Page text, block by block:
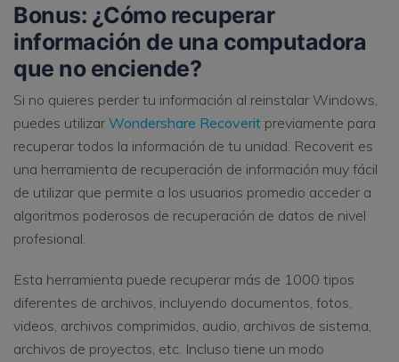
Bonus: ¿Cómo recuperar
información de una computadora
que no enciende?
Si no quieres perder tu información al reinstalar Windows,
puedes utilizar Wondershare Recoverit previamente para
recuperar todos la información de tu unidad. Recoverit es
una herramienta de recuperación de información muy fácil
de utilizar que permite a los usuarios promedio acceder a
algoritmos poderosos de recuperación de datos de nivel
profesional.
Esta herramienta puede recuperar más de 1000 tipos
diferentes de archivos, incluyendo documentos, fotos,
videos, archivos comprimidos, audio, archivos de sistema,
archivos de proyectos, etc. Incluso tiene un modo